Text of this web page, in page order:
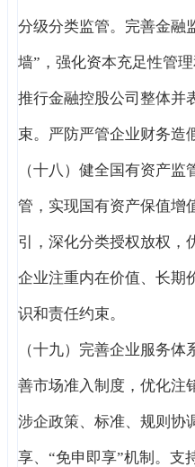
分级分类监管。完善金融
墙”，强化资本充足性管
推行金融控股公司整体并
束。严防严管企业财务造
（十八）健全国有资产
管，实现国有资产保值增
引，深化分类授权放权，
企业注重内在价值、长期
识和责任约束。
（十九）完善企业服务
善市场准入制度，优化注
涉企政策、标准、规则协
享、“免申即享”机制。支